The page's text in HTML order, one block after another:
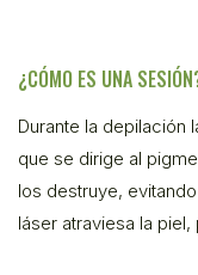
¿CÓMO ES UNA
Durante la depilación
que se dirige al
los destruye,
láser atraviesa la